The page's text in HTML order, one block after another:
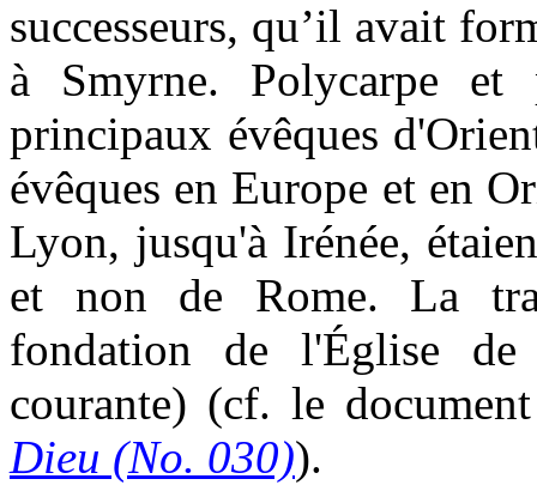
successeurs, qu’il avait
à Smyrne. Polycarpe et
principaux évêques
évêques en Europe et en
Lyon, jusqu'à Irénée,
et non de Rome. La
fondation de l'Église
courante) (cf. le
Dieu (No. 030)).